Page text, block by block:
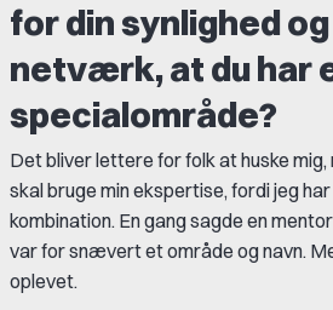
for din synlighed
netværk, at du har
specialområde?
Det bliver lettere for folk at huske
skal bruge min ekspertise, fordi jeg
kombination. En gang sagde en
var for snævert et område og navn.
oplevet.